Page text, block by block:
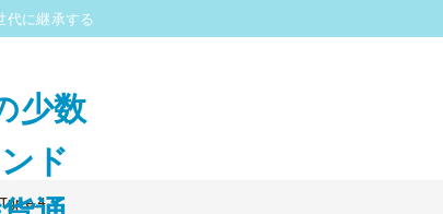
代に継承する